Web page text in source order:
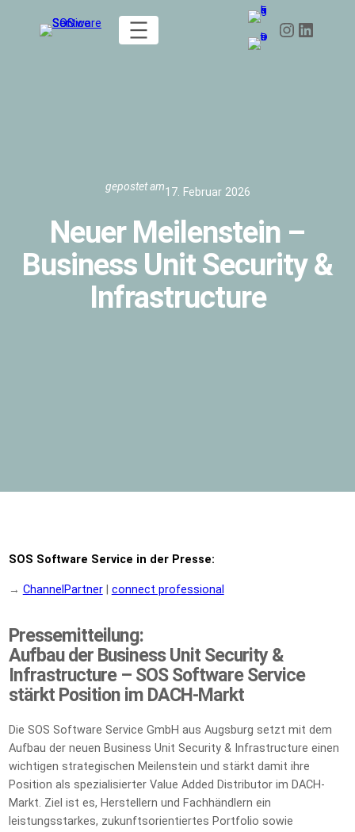
Instagram LinkedIn
gepostet am17. Februar 2026
Neuer Meilenstein –
Business Unit Security &
Infrastructure
SOS Software Service in der Presse:
→ ChannelPartner| connect professional
Pressemitteilung:
Aufbau der Business Unit Security &
Infrastructure– SOS Software Service
stärkt Position im DACH-Markt
Die SOS Software Service GmbH aus Augsburg setzt mit dem
Aufbau der neuen Business Unit Security & Infrastructure einen
wichtigen strategischen Meilenstein und stärkt damit ihre
Position als spezialisierter Value Added Distributor im DACH-
Markt. Ziel ist es, Herstellern und Fachhändlern ein
leistungsstarkes, zukunftsorientiertes Portfolio sowie